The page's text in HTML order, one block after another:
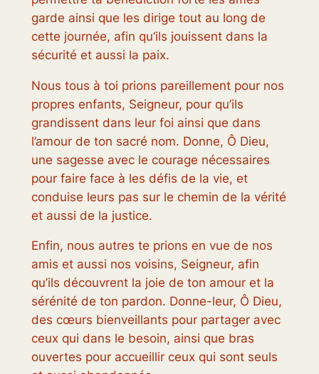
garde ainsi que les dirige tout au long de
cette journée, afin qu’ils jouissent dans la
sécurité et aussi la paix.
Nous tous à toi prions pareillement pour nos
propres enfants, Seigneur, pour qu’ils
grandissent dans leur foi ainsi que dans
l’amour de ton sacré nom. Donne, Ô Dieu,
une sagesse avec le courage nécessaires
pour faire face à les défis de la vie, et
conduise leurs pas sur le chemin de la vérité
et aussi de la justice.
Enfin, nous autres te prions en vue de nos
amis et aussi nos voisins, Seigneur, afin
qu’ils découvrent la joie de ton amour et la
sérénité de ton pardon. Donne-leur, Ô Dieu,
des cœurs bienveillants pour partager avec
ceux qui dans le besoin, ainsi que bras
ouvertes pour accueillir ceux qui sont seuls